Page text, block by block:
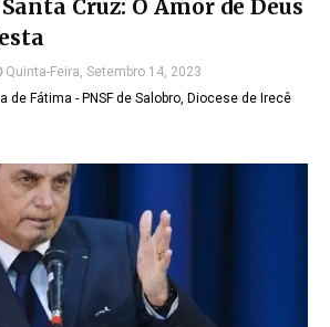
Cruz: O Amor de Deus
Quinta-Feira, Setembro 14, 2023
de Fátima - PNSF de Salobro, Diocese de Irecê